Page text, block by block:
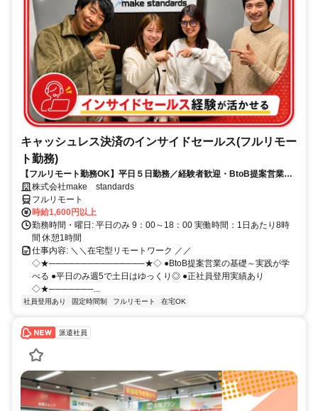
キャッシュレス決済のインサイドセールス(フルリモー
ト勤務)
【フルリモート勤務OK】平日５日勤務／経験者歓迎・BtoB提案営業で
スキルアップ
株式会社make standards
フルリモート
時給1,600円以上
勤務時間・曜日: 平日のみ 9：00～18：00 実働時間：1日あたり8時
間 休憩1時間
仕事内容: ＼＼在宅型リモートワーク ／／
◇★───────────────★◇ ●BtoB提案営業の基礎～実践が学
べる ●平日のみ週5で土日はゆっくり◎ ●正社員登用実績あり
◇★───────...
社員登用あり 固定時間制 フルリモート 在宅OK
派遣社員